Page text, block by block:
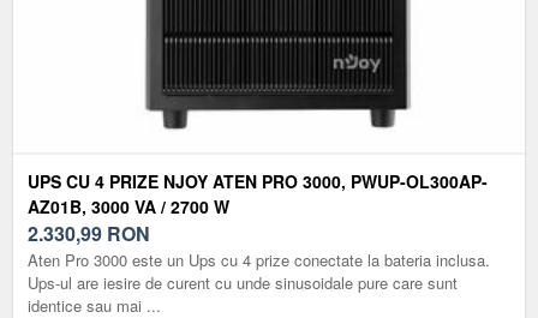
UPS CU 4 PRIZE NJOY ATEN PRO 3000, PWUP-OL300AP-
AZ01B, 3000 VA / 2700 W
2.330,99 RON
Aten Pro 3000 este un Ups cu 4 prize conectate la bateria inclusa.
Ups-ul are iesire de curent cu unde sinusoidale pure care sunt
identice sau mai ...